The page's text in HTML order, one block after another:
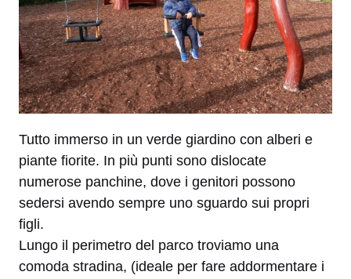
Tutto immerso in un verde giardino con alberi e
piante fiorite. In più punti sono dislocate
numerose panchine, dove i genitori possono
sedersi avendo sempre uno sguardo sui propri
figli.
Lungo il perimetro del parco troviamo una
comoda stradina, (ideale per fare addormentare i